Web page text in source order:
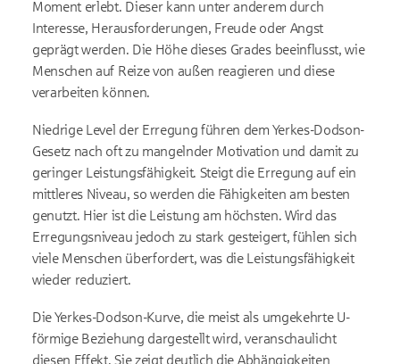
Moment erlebt. Dieser kann unter anderem durch
Interesse, Herausforderungen, Freude oder Angst
geprägt werden. Die Höhe dieses Grades beeinflusst, wie
Menschen auf Reize von außen reagieren und diese
verarbeiten können.
Niedrige Level der Erregung führen dem Yerkes-Dodson-
Gesetz nach oft zu mangelnder Motivation und damit zu
geringer Leistungsfähigkeit. Steigt die Erregung auf ein
mittleres Niveau, so werden die Fähigkeiten am besten
genutzt. Hier ist die Leistung am höchsten. Wird das
Erregungsniveau jedoch zu stark gesteigert, fühlen sich
viele Menschen überfordert, was die Leistungsfähigkeit
wieder reduziert.
Die Yerkes-Dodson-Kurve, die meist als umgekehrte U-
förmige Beziehung dargestellt wird, veranschaulicht
diesen Effekt. Sie zeigt deutlich die Abhängigkeiten